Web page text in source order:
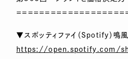
＝＝＝＝＝＝＝＝＝＝＝＝＝＝＝＝＝＝＝
▼スポッティファイ（Spotify）鳴
https://open.spotify.com/